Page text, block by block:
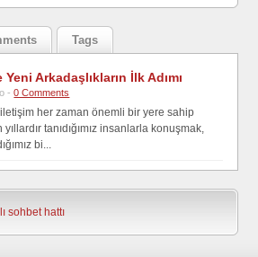
Tags
Arkadaşlıkların İlk Adımı
-0 Comments
iletişim her zaman önemli bir yere sahip
tanıdığımız insanlarla konuşmak,
bi...
sohbet hattı